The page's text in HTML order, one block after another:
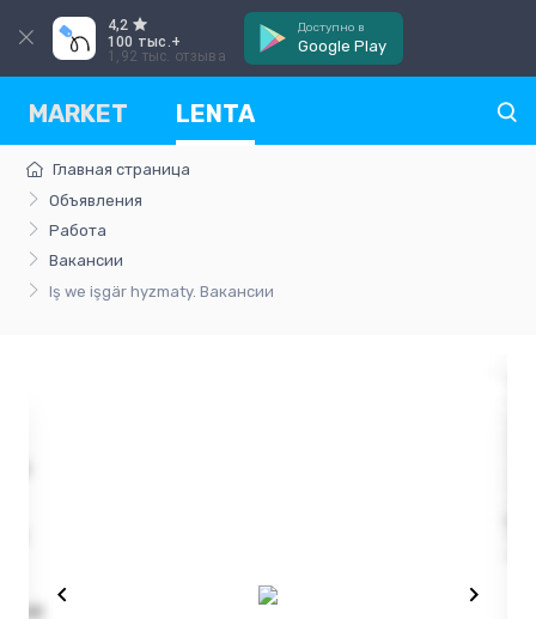
4,2
100 тыс.+
1,92 тыс. отзыва
Доступно в
Google Play
MARKET LENTA
Главная страница
Объявления
Работа
Вакансии
Iş we işgär hyzmaty. Вакансии